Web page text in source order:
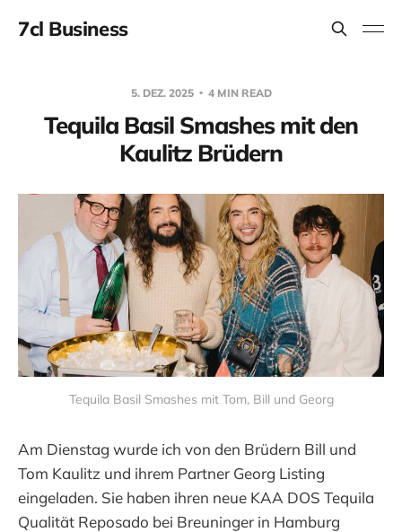
7cl Business
5. DEZ. 2025 4 MIN READ
Tequila Basil Smashes mit den
Kaulitz Brüdern
Tequila Basil Smashes mit Tom, Bill und Georg
Am Dienstag wurde ich von den Brüdern Bill und
Tom Kaulitz und ihrem Partner Georg Listing
eingeladen. Sie haben ihren neue KAA DOS Tequila
Qualität Reposado bei Breuninger in Hamburg